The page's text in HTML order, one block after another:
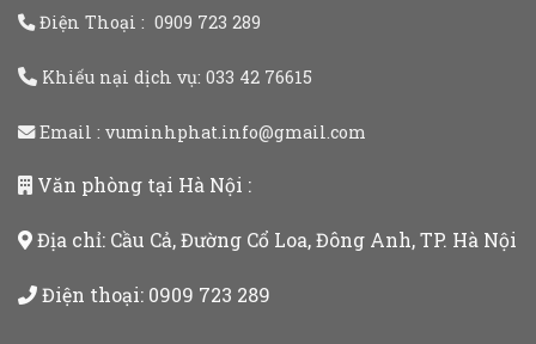
Điện Thoại : 0909 723 289
Khiếu nại dịch vụ: 033 42 76615
Email : vuminhphat.info@gmail.com
Văn phòng tại Hà Nội :
Địa chỉ: Cầu Cả, Đường Cổ Loa, Đông Anh, TP. Hà Nội
Điện thoại: 0909 723 289